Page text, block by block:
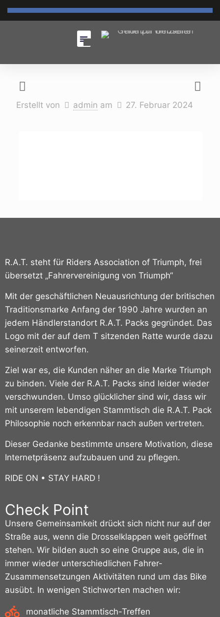
Erstellt von admin am 27. Februar 2024
R.A.T. steht für Riders Association of Triumph, frei
übersetzt „Fahrervereinigung von Triumph“
Mit der geschäftlichen Neuausrichtung der britischen
Traditionsmarke Anfang der 1990 Jahre wurden an
jedem Händlerstandort R.A.T. Packs gegründet. Das
Logo mit der auf dem T sitzenden Ratte wurde dazu
seinerzeit entworfen.
Ziel war es, die Kunden näher an die Marke Triumph
zu binden. Viele der R.A.T. Packs sind leider wieder
verschwunden. Umso glücklicher sind wir, dass wir
mit unserem lebendigen Stammtisch die R.A.T. Pack
Philosophie noch erkennbar nach außen vertreten.
Dieser Gedanke bestimmte unsere Motivation, diese
Internetpräsenz aufzubauen und zu pflegen.
RIDE ON • STAY HARD !
Check Point
Unsere Gemeinsamkeit drückt sich nicht nur auf der
Straße aus, wenn die Drosselklappen weit geöffnet
stehen. Wir bilden auch so eine Gruppe aus, die in
immer wieder unterschiedlichen Fahrer-
Zusammensetzungen Aktivitäten rund um das Bike
ausübt. In wenigen Stichworten machen wir:
monatliche Stammtisch-Treffen